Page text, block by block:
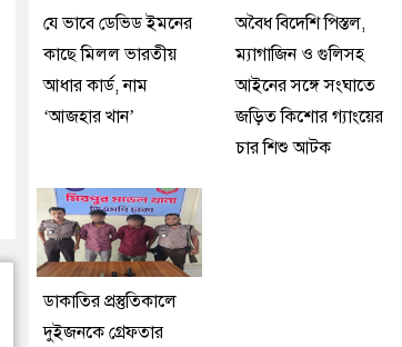
যে ভাবে ডেভিড ইমনের
কাছে মিলল ভারতীয়
আধার কার্ড, নাম
‘আজহার খান’
অবৈধ বিদেশি পিস্তল,
ম্যাগাজিন ও গুলিসহ
আইনের সঙ্গে সংঘাতে
জড়িত কিশোর গ্যাংয়ের
চার শিশু আটক
ডাকাতির প্রস্তুতিকালে
দুইজনকে গ্রেফতার